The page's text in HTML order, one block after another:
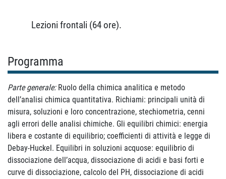
Lezioni frontali (64 ore).
Programma
Parte generale:Ruolo della chimica analitica e metodo
dell’analisi chimica quantitativa. Richiami: principali unità di
misura, soluzioni e loro concentrazione, stechiometria, cenni
agli errori delle analisi chimiche. Gli equilibri chimici: energia
libera e costante di equilibrio; coefficienti di attività e legge di
Debay-Huckel. Equilibri in soluzioni acquose: equilibrio di
dissociazione dell’acqua, dissociazione di acidi e basi forti e
curve di dissociazione, calcolo del PH, dissociazione di acidi